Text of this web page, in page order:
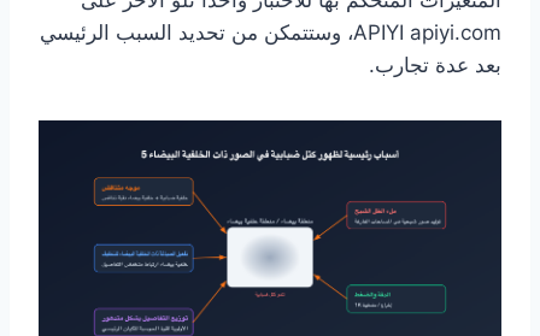
APIYI apiyi.com، وستتمكن من تحديد السبب الرئيسي
بعد عدة تجارب.